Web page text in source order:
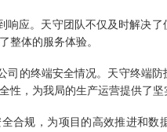
应。天守团队不仅及时解决
整体的服务体验。
的终端安全情况。天守终端
性，为我局的生产运营提供了坚
规，为项目的高效推进和数